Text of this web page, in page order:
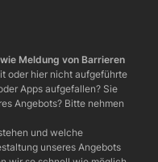
Meldung von Barrieren
oder hier nicht aufgeführte
Apps aufgefallen? Sie
Angebots? Bitte nehmen
und welche
unseres Angebots